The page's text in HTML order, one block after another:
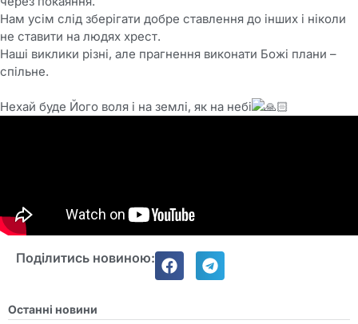
Нам усім слід зберігати добре ставлення до інших і ніколи
не ставити на людях хрест.
Наші виклики різні, але прагнення виконати Божі плани –
спільне.
Нехай буде Його воля і на землі, як на небі
Поділитись новиною:
Останні новини